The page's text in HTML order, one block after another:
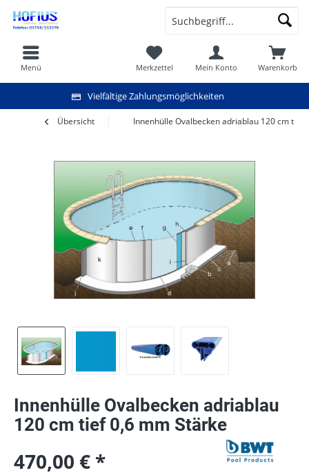
Vielfältige Zahlungsmöglichkeiten
Warenkorb
Merkzettel Mein Konto
Menü
Übersicht Innenhülle Ovalbecken adriablau 120 cm tief
Innenhülle Ovalbecken adriablau
120 cm tief 0,6 mm Stärke
470,00 € *